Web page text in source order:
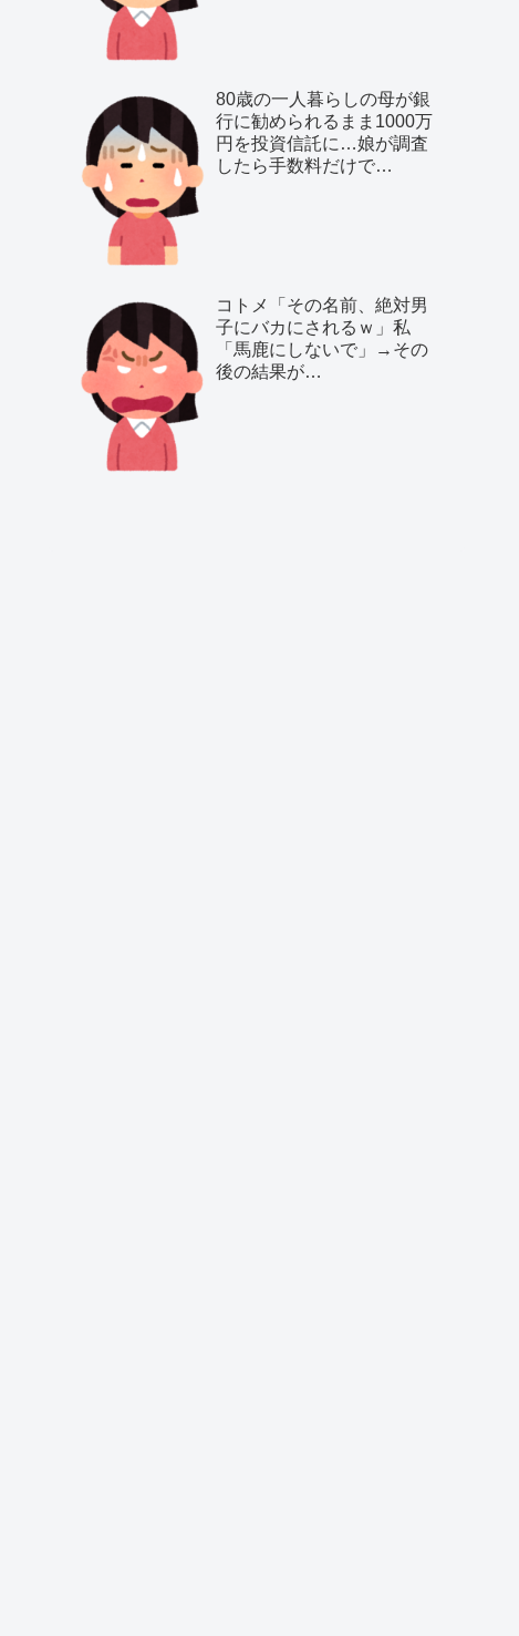
80歳の一人暮らしの母が銀
行に勧められるまま1000万
円を投資信託に…娘が調査
したら手数料だけで…
コトメ「その名前、絶対男
子にバカにされるｗ」私
「馬鹿にしないで」→その
後の結果が…